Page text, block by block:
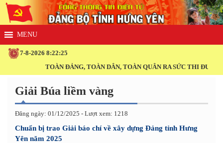
7-8-2026 8:22:25
TOÀN ĐẢNG, TOÀN DÂN, TOÀN QUÂN RA SỨC THI ĐUA
Giải Búa liềm vàng
Đăng ngày: 01/12/2025 - Lượt xem: 1218
Chuẩn bị trao Giải báo chí về xây dựng Đảng tỉnh Hưng
Yên năm 2025